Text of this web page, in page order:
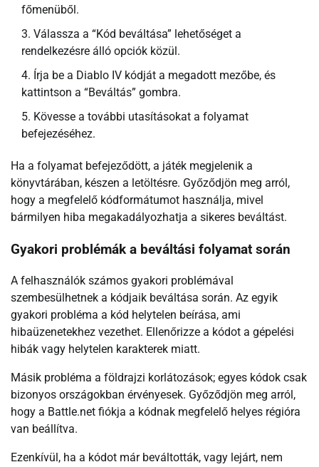
főmenüből.
Válassza a “Kód beváltása” lehetőséget a
rendelkezésre álló opciók közül.
Írja be a Diablo IV kódját a megadott mezőbe, és
kattintson a “Beváltás” gombra.
Kövesse a további utasításokat a folyamat
befejezéséhez.
Ha a folyamat befejeződött, a játék megjelenik a
könyvtárában, készen a letöltésre. Győződjön meg arról,
hogy a megfelelő kódformátumot használja, mivel
bármilyen hiba megakadályozhatja a sikeres beváltást.
Gyakori problémák a beváltási folyamat során
A felhasználók számos gyakori problémával
szembesülhetnek a kódjaik beváltása során. Az egyik
gyakori probléma a kód helytelen beírása, ami
hibaüzenetekhez vezethet. Ellenőrizze a kódot a gépelési
hibák vagy helytelen karakterek miatt.
Másik probléma a földrajzi korlátozások; egyes kódok csak
bizonyos országokban érvényesek. Győződjön meg arról,
hogy a Battle.net fiókja a kódnak megfelelő helyes régióra
van beállítva.
Ezenkívül, ha a kódot már beváltották, vagy lejárt, nem